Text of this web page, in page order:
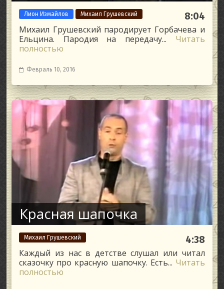
Лион Измайлов Михаил Грушевский 8:04
Михаил Грушевский пародирует Горбачева и
Ельцина. Пародия на передачу... Читать
полностью
Февраль 10, 2016
Красная шапочка
Михаил Грушевский 4:38
Каждый из нас в детстве слушал или читал
сказочку про красную шапочку. Есть... Читать
полностью